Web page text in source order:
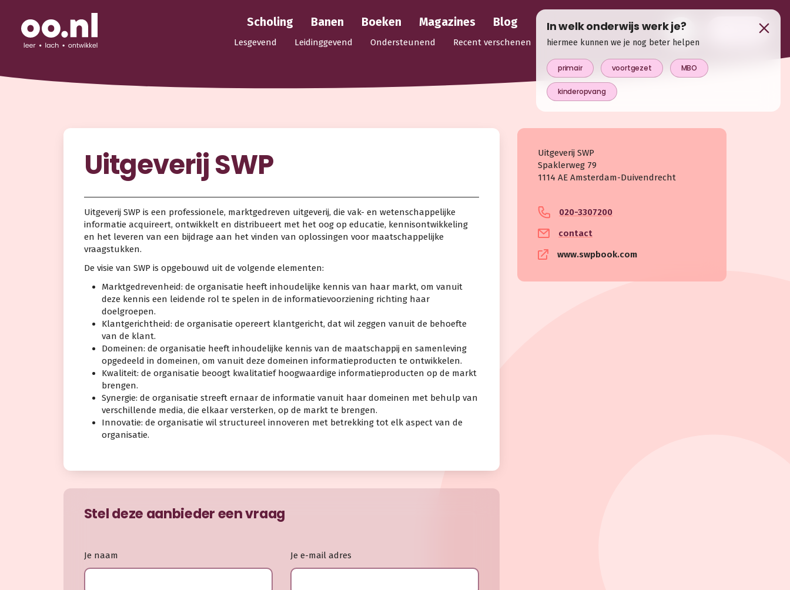
Scholing Banen Boeken Magazines Blog
Lesgevend Leidinggevend Ondersteunend Recent verschenen
Uitgeverij SWP
Uitgeverij SWP is een professionele, marktgedreven uitgeverij, die vak- en wetenschappelijke
informatie acquireert, ontwikkelt en distribueert met het oog op educatie, kennisontwikkeling
en het leveren van een bijdrage aan het vinden van oplossingen voor maatschappelijke
vraagstukken.
De visie van SWP is opgebouwd uit de volgende elementen:
Marktgedrevenheid: de organisatie heeft inhoudelijke kennis van haar markt, om vanuit
deze kennis een leidende rol te spelen in de informatievoorziening richting haar
doelgroepen.
Klantgerichtheid: de organisatie opereert klantgericht, dat wil zeggen vanuit de behoefte
van de klant.
Domeinen: de organisatie heeft inhoudelijke kennis van de maatschappij en samenleving
opgedeeld in domeinen, om vanuit deze domeinen informatieproducten te ontwikkelen.
Kwaliteit: de organisatie beoogt kwalitatief hoogwaardige informatieproducten op de markt
brengen.
Synergie: de organisatie streeft ernaar de informatie vanuit haar domeinen met behulp van
verschillende media, die elkaar versterken, op de markt te brengen.
Innovatie: de organisatie wil structureel innoveren met betrekking tot elk aspect van de
organisatie.
Stel deze aanbieder een vraag
Je naam Je e-mail adres
Uitgeverij SWP
Spaklerweg 79
1114 AE Amsterdam-Duivendrecht
020-3307200
contact
www.swpbook.com
In welk onderwijs werk je?
hiermee kunnen we je nog beter helpen
primair voortgezet MBO
kinderopvang